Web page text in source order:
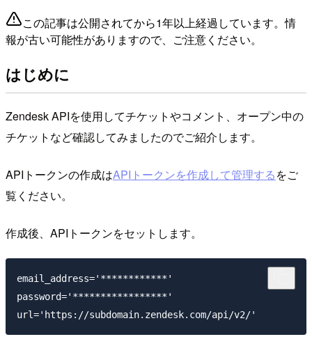
この記事は公開されてから1年以上経過しています。情
報が古い可能性がありますので、ご注意ください。
はじめに
Zendesk APIを使用してチケットやコメント、オープン中の
チケットなど確認してみましたのでご紹介します。
APIトークンの作成はAPIトークンを作成して管理するをご
覧ください。
作成後、APIトークンをセットします。
email_address='************'
password='*****************'